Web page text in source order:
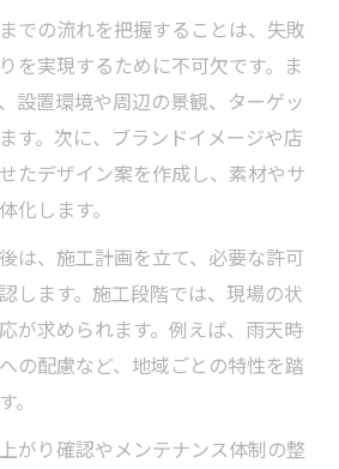
での流れを把握することは、失敗
を実現するために不可欠です。ま
設置環境や周辺の景観、ターゲッ
す。次に、ブランドイメージや店
たデザイン案を作成し、素材やサ
化します。
は、施工計画を立て、必要な許可
します。施工段階では、現場の状
が求められます。例えば、雨天時
の配慮など、地域ごとの特性を踏
。
がり確認やメンテナンス体制の整